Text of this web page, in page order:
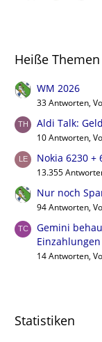
Heiße Themen
WM 2026
33 Antworten,
Aldi Talk:
10 Antworten,
Nokia 6230 +
13.355
Nur noch
94 Antworten,
Gemini
14 Antworten,
Statistiken